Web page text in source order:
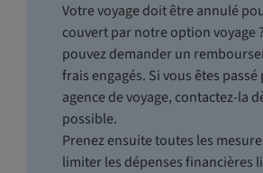
Votre voyage doit être annulé
couvert par notre option voyage
pouvez demander un
frais engagés. Si vous êtes passé
agence de voyage, contactez-la
possible.
Prenez ensuite toutes les
limiter les dépenses financières